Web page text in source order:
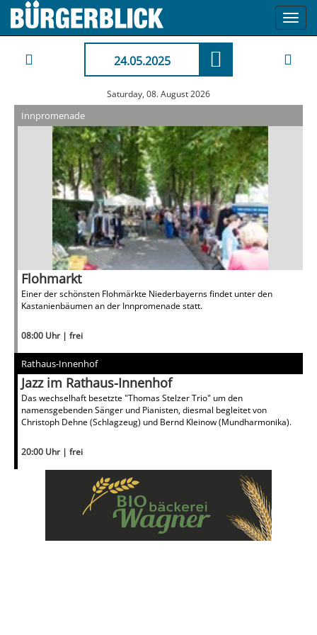
24.05.2025
Saturday, 08. August 2026
Innpromenade
Flohmarkt
Einer der schönsten Flohmärkte Niederbayerns findet unter den
Kastanienbäumen an der Innpromenade statt.
08:00 Uhr | frei
Rathaus-Innenhof
Jazz im Rathaus-Innenhof
Das wechselhaft besetzte "Thomas Stelzer Trio" um den
namensgebenden Sänger und Pianisten, diesmal begleitet von
Christoph Dehne (Schlagzeug) und Bernd Kleinow (Mundharmonika).
20:00 Uhr | frei